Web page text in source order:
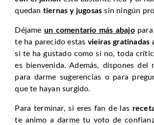
quedan tiernas y jugosas sin ningún
Déjame un comentario más abajopara
te ha parecido estas vieiras gratinadas
si te ha gustado como si no, toda
es bienvenida. Además, dispones del
para darme sugerencias o para
que te hayan surgido.
Para terminar, si eres fan de las
te animo a darme tu voto de